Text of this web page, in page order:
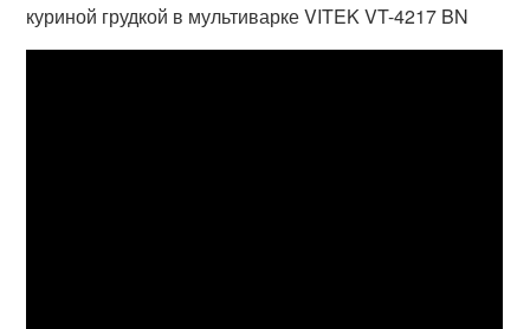
куриной грудкой в мультиварке VITEK VT-4217 BN